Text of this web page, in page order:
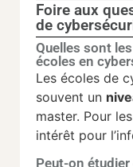
Foire aux
de
Quelles sont
écoles en
Les écoles de
souvent un
master. Pour
intérêt pour
Peut-on